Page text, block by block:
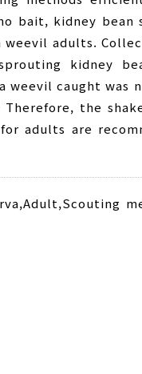
kidney bean
adults.
kidney
caught was
the
adults are
,Adult,Scouting